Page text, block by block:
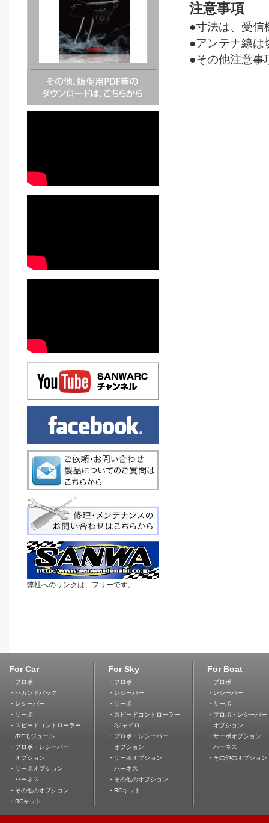
弊社へのリンクは、フリーです。
注意事項
●寸法は、受信
●アンテナ線は
●その他注意事
For Car
・プロポ
・セカンドパック
・レシーバー
・サーボ
・スピードコントローラー
/RFモジュール
・プロポ・レシーバー
オプション
・サーボオプション
ハーネス
・その他のオプション
・RCキット
For Sky
・プロポ
・レシーバー
・サーボ
・スピードコントローラー
/ジャイロ
・プロポ・レシーバー
オプション
・サーボオプション
ハーネス
・その他のオプション
・RCキット
For Boat
・プロポ
・レシーバー
・サーボ
・プロポ・レシーバー
オプション
・サーボオプション
ハーネス
・その他のオプション